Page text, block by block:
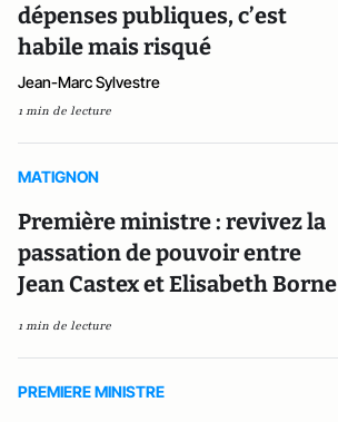
dépenses publiques, c’est
habile mais risqué
Jean-Marc Sylvestre
1 min de lecture
MATIGNON
Première ministre : revivez la
passation de pouvoir entre
Jean Castex et Elisabeth Borne
1 min de lecture
PREMIERE MINISTRE